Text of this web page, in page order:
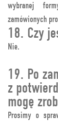
wybranej
zamówionych
18. Czy
Nie.
19. Po
z
mogę
Prosimy o